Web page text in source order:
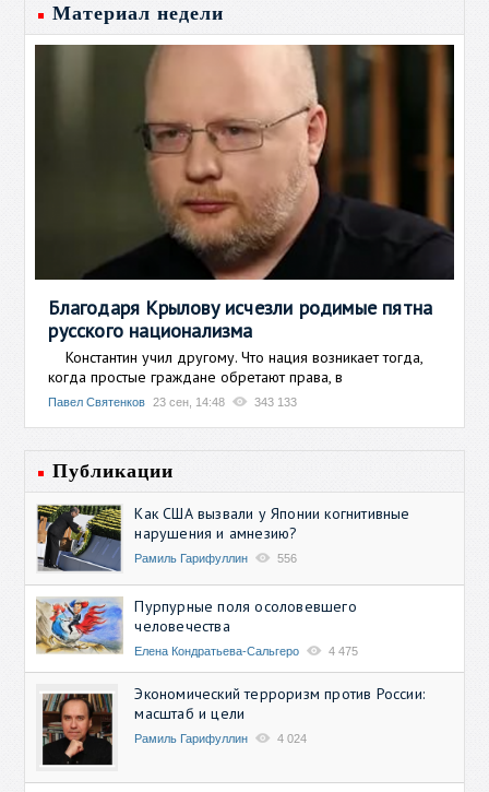
Материал недели
Благодаря Крылову исчезли родимые пятна
русского национализма
Константин учил другому. Что нация возникает тогда,
когда простые граждане обретают права, в
Павел Святенков 23 сен, 14:48 343 133
Публикации
Как США вызвали у Японии когнитивные
нарушения и амнезию?
Рамиль Гарифуллин 556
Пурпурные поля осоловевшего
человечества
Елена Кондратьева-Сальгеро 4 475
Экономический терроризм против России:
масштаб и цели
Рамиль Гарифуллин 4 024